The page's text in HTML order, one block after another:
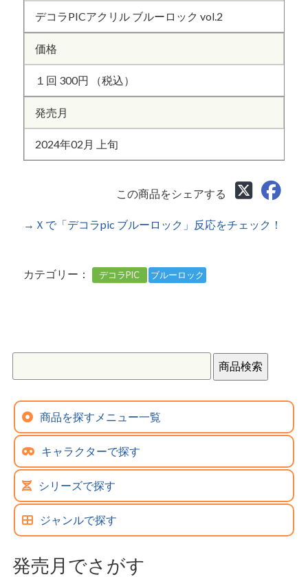
デコラPICアクリル ブルーロック vol.2
価格
１回 300円 （税込）
発売月
2024年02月 上旬
この商品をシェアする
→Ｘで「デコラpic ブルーロック」反応をチェック！
カテゴリー： デコラPIC ブルーロック
商品を探すメニュー一覧
キャラクターで探す
シリーズで探す
ジャンルで探す
発売月でさがす